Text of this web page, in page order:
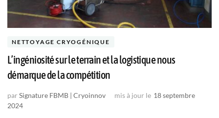
NETTOYAGE CRYOGÉNIQUE
L’ingéniosité sur le terrain et la logistique nous
démarque de la compétition
par Signature FBMB | Cryoinnov mis à jour le 18 septembre
2024